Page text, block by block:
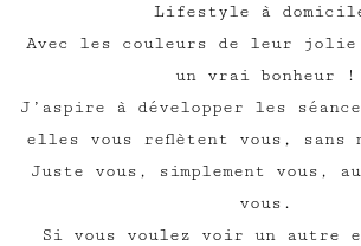
Lifestyle à
Avec les couleurs de leur
un vrai bonheur !
J’aspire à développer les
elles vous reflètent vous, sans
Juste vous, simplement vous,
vous.
Si vous voulez voir un autre